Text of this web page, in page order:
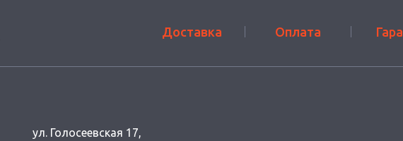
Доставка Оплата
ул. Голосеевская 17,